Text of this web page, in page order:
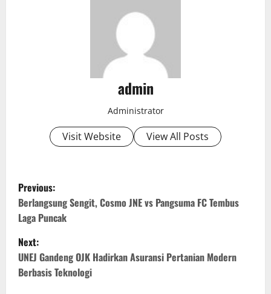
admin
Administrator
Visit Website View All Posts
P
o
s
t
n
Previous:
Berlangsung Sengit, Cosmo JNE vs Pangsuma FC Tembus
Laga Puncak
Next:
UNEJ Gandeng OJK Hadirkan Asuransi Pertanian Modern
Berbasis Teknologi